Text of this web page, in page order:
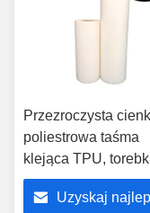
Przezroczysta
poliestrowa taśma
klejąca TPU,
Lepka folia klejąca
gorąco 860 mm60
Uzyskaj